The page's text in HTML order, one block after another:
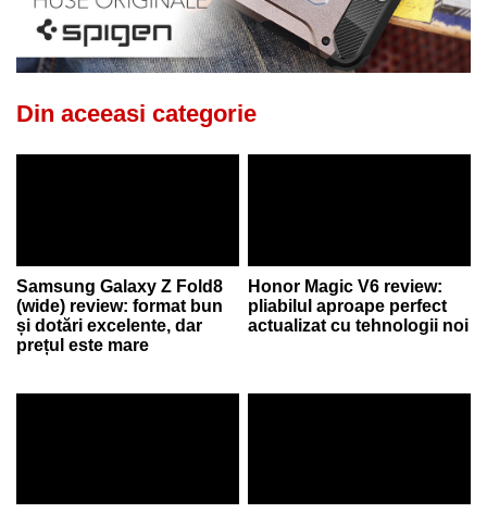
Din aceeasi categorie
Samsung Galaxy Z Fold8
(wide) review: format bun
și dotări excelente, dar
prețul este mare
Honor Magic V6 review:
pliabilul aproape perfect
actualizat cu tehnologii noi